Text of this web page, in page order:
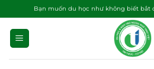
qua
dung
Bạn muốn du học như không biết bắt